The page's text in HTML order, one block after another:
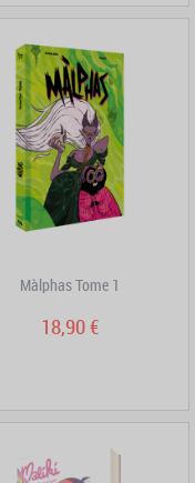
Màlphas Tome 1
18,90 €